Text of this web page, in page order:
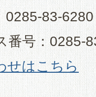
0285-83-6280
番号：0285-
せはこちら